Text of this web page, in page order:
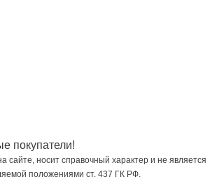
покупатели!
носит справочный характер и не является
положениями ст. 437 ГК РФ.